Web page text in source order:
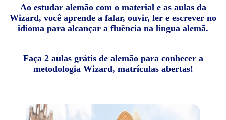
Ao estudar alemão com o material e as aulas da
Wizard, você aprende a falar, ouvir, ler e escrever no
idioma para alcançar a fluência na língua alemã.
Faça 2 aulas grátis de alemão para conhecer a
metodologia Wizard, matrículas abertas!